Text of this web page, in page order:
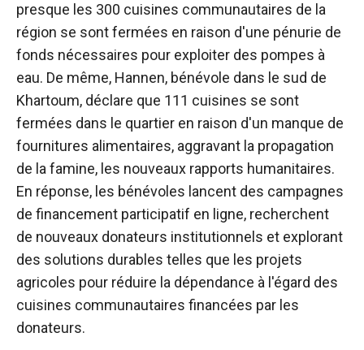
presque les 300 cuisines communautaires de la
région se sont fermées en raison d'une pénurie de
fonds nécessaires pour exploiter des pompes à
eau. De même, Hannen, bénévole dans le sud de
Khartoum, déclare que 111 cuisines se sont
fermées dans le quartier en raison d'un manque de
fournitures alimentaires, aggravant la propagation
de la famine, les nouveaux rapports humanitaires.
En réponse, les bénévoles lancent des campagnes
de financement participatif en ligne, recherchent
de nouveaux donateurs institutionnels et explorant
des solutions durables telles que les projets
agricoles pour réduire la dépendance à l'égard des
cuisines communautaires financées par les
donateurs.